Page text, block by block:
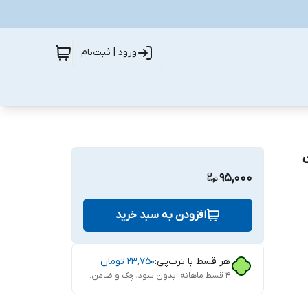
ورود | ثبت‌نام
95,000
افزودن به سبد خرید
هر قسط با ترب‌پی:۲۳٬۷۵۰ تومان
۴ قسط ماهانه. بدون سود، چک و ضامن.